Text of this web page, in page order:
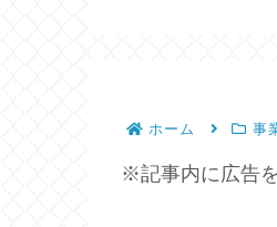
ホーム 事
※記事内に広告